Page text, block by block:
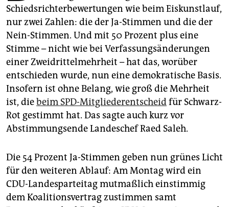
epaper login
Schiedsrichterbewertungen wie beim Eiskunstlauf,
nur zwei Zahlen: die der Ja-Stimmen und die der
Nein-Stimmen. Und mit 50 Prozent plus eine
Stimme – nicht wie bei Verfassungsänderungen
einer Zweidrittelmehrheit – hat das, worüber
entschieden wurde, nun eine demokratische Basis.
Insofern ist ohne Belang, wie groß die Mehrheit
ist, diebeim SPD-Mitgliederentscheidfür Schwarz-
Rot gestimmt hat. Das sagte auch kurz vor
Abstimmungsende Landeschef Raed Saleh.
Die 54 Prozent Ja-Stimmen geben nun grünes Licht
für den weiteren Ablauf: Am Montag wird ein
CDU-Landesparteitag mutmaßlich einstimmig
dem Koalitionsvertrag zustimmen samt